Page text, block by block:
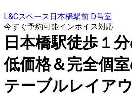
L&Cスペース日本橋駅前 D号室
今すぐ予約可能インボイス対応
日本橋駅徒歩１分
低価格＆完全個室
テーブルレイアウ